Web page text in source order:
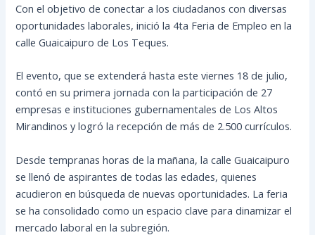
Con el objetivo de conectar a los ciudadanos con diversas
oportunidades laborales, inició la 4ta Feria de Empleo en la
calle Guaicaipuro de Los Teques.
El evento, que se extenderá hasta este viernes 18 de julio,
contó en su primera jornada con la participación de 27
empresas e instituciones gubernamentales de Los Altos
Mirandinos y logró la recepción de más de 2.500 currículos.
Desde tempranas horas de la mañana, la calle Guaicaipuro
se llenó de aspirantes de todas las edades, quienes
acudieron en búsqueda de nuevas oportunidades. La feria
se ha consolidado como un espacio clave para dinamizar el
mercado laboral en la subregión.